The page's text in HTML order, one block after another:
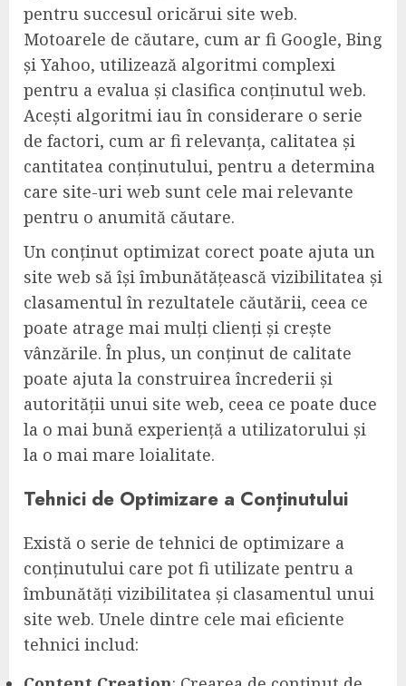
pentru succesul oricărui site web.
Motoarele de căutare, cum ar fi Google, Bing
și Yahoo, utilizează algoritmi complexi
pentru a evalua și clasifica conținutul web.
Acești algoritmi iau în considerare o serie
de factori, cum ar fi relevanța, calitatea și
cantitatea conținutului, pentru a determina
care site-uri web sunt cele mai relevante
pentru o anumită căutare.
Un conținut optimizat corect poate ajuta un
site web să își îmbunătățească vizibilitatea și
clasamentul în rezultatele căutării, ceea ce
poate atrage mai mulți clienți și crește
vânzările. În plus, un conținut de calitate
poate ajuta la construirea încrederii și
autorității unui site web, ceea ce poate duce
la o mai bună experiență a utilizatorului și
la o mai mare loialitate.
Tehnici de Optimizare a Conținutului
Există o serie de tehnici de optimizare a
conținutului care pot fi utilizate pentru a
îmbunătăți vizibilitatea și clasamentul unui
site web. Unele dintre cele mai eficiente
tehnici includ: